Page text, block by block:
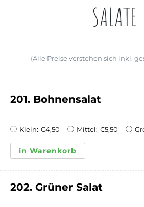
SALATE
(Alle Preise verstehen sich inkl.
201. Bohnensalat
Klein: €4,50 Mittel: €5,50
in Warenkorb
202. Grüner Salat